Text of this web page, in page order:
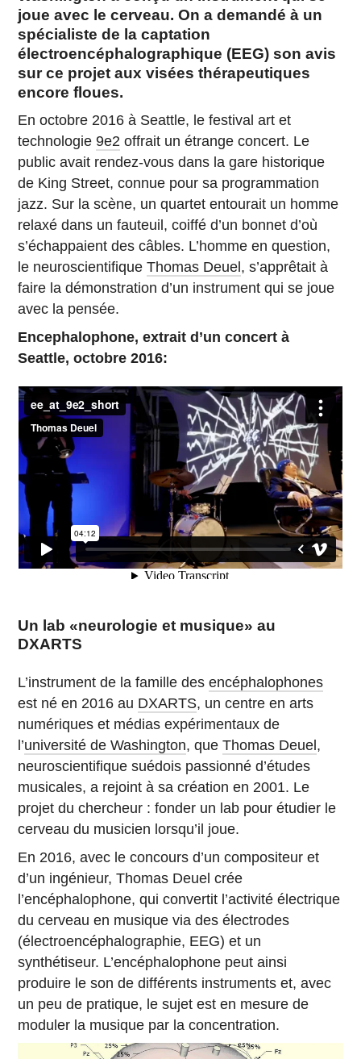
joue avec le cerveau. On a demandé à un
spécialiste de la captation
électroencéphalographique (EEG) son avis
sur ce projet aux visées thérapeutiques
encore floues.
En octobre 2016 à Seattle, le festival art et
technologie9e2 offrait un étrange concert. Le
public avait rendez-vous dans la gare historique
de King Street, connue pour sa programmation
jazz. Sur la scène, un quartet entourait un homme
relaxé dans un fauteuil, coiffé d’un bonnet d’où
s’échappaient des câbles. L’homme en question,
le neuroscientifiqueThomas Deuel , s’apprêtait à
faire la démonstration d’un instrument qui se joue
avec la pensée.
Encephalophone, extrait d’un concert à
Seattle, octobre 2016:
Un lab «neurologie et musique» au
DXARTS
L’instrument de la famille desencéphalophones
est né en 2016 au DXARTS, un centre en arts
numériques et médias expérimentaux de
l’université de Washington, queThomas Deuel ,
neuroscientifique suédois passionné d’études
musicales, a rejoint à sa création en 2001. Le
projet du chercheur : fonder un lab pour étudier le
cerveau du musicien lorsqu’il joue.
En 2016, avec le concours d’un compositeur et
d’un ingénieur, Thomas Deuel crée
l’encéphalophone, qui convertit l’activité électrique
du cerveau en musique via des électrodes
(électroencéphalographie, EEG) et un
synthétiseur. L’encéphalophone peut ainsi
produire le son de différents instruments et, avec
un peu de pratique, le sujet est en mesure de
moduler la musique par la concentration.